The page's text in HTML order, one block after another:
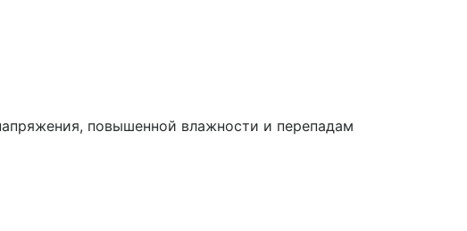
повышенной влажности и перепадам